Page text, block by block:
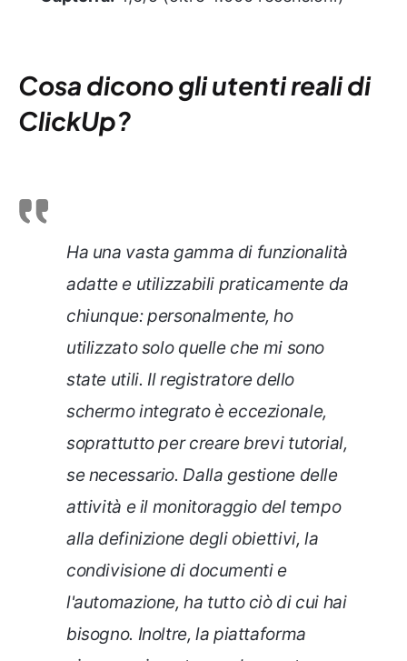
Cosa dicono gli utenti reali di
ClickUp?
Ha una vasta gamma di funzionalità
adatte e utilizzabili praticamente da
chiunque: personalmente, ho
utilizzato solo quelle che mi sono
state utili. Il registratore dello
schermo integrato è eccezionale,
soprattutto per creare brevi tutorial,
se necessario. Dalla gestione delle
attività e il monitoraggio del tempo
alla definizione degli obiettivi, la
condivisione di documenti e
l'automazione, ha tutto ciò di cui hai
bisogno. Inoltre, la piattaforma